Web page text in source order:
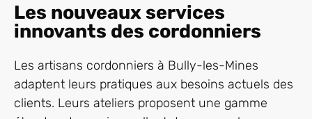
Les nouveaux services
innovants des cordonniers
Les artisans cordonniers à Bully-les-Mines
adaptent leurs pratiques aux besoins actuels des
clients. Leurs ateliers proposent une gamme